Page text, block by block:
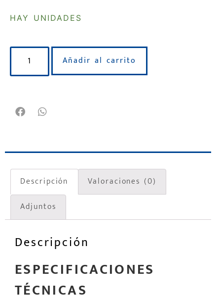
HAY UNIDADES
Añadir al carrito
Descripción
Valoraciones (0)
Adjuntos
Descripción
ESPECIFICACIONES
TÉCNICAS